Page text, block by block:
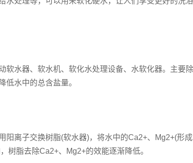
软水器、软水机、软化水处理设备、水软化器。主要
低水中的总含盐量。
阳离子交换树脂(软水器)，将水中的Ca2+、Mg2+(形
树脂去除Ca2+、Mg2+的效能逐渐降低。